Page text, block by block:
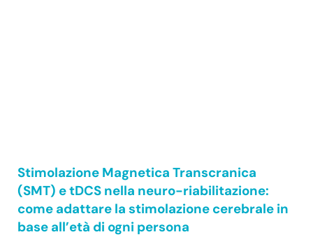
Stimolazione Magnetica Transcranica
(SMT) e tDCS nella neuro-riabilitazione:
come adattare la stimolazione cerebrale in
base all’età di ogni persona